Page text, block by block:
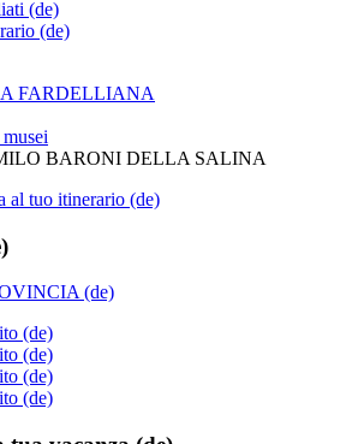
(de)
(de)
FARDELLIANA
BARONI DELLA SALINA
al tuo itinerario (de)
(de)
(de)
(de)
(de)
(de)